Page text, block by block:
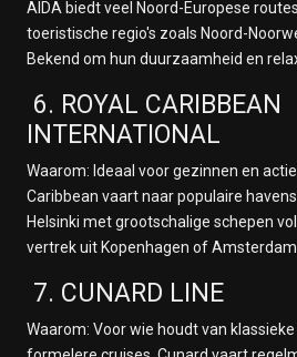
AIDA biedt veel Noord-Europese
toeristische regio's zoals Noord-
Bekend om hun duurzaamheid en
6. ROYAL CARIBBEAN
INTERNATIONAL
Waarom: Ideaal voor gezinnen en
Caribbean vaart naar populaire
Helsinki met grootschalige schepen
vertrek uit Kopenhagen of Amsterdam.
7. CUNARD LINE
Waarom: Voor wie houdt van